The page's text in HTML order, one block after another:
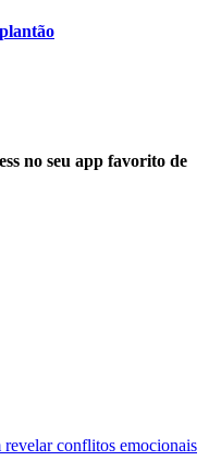
no seu app favorito de